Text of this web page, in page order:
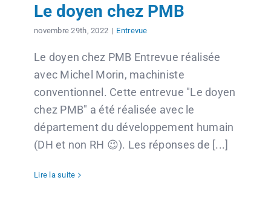
Contact
Le doyen chez PMB
novembre 29th, 2022 | Entrevue
Le doyen chez PMB Entrevue réalisée
avec Michel Morin, machiniste
conventionnel. Cette entrevue "Le doyen
chez PMB" a été réalisée avec le
département du développement humain
(DH et non RH 😉). Les réponses de [...]
Lire la suite